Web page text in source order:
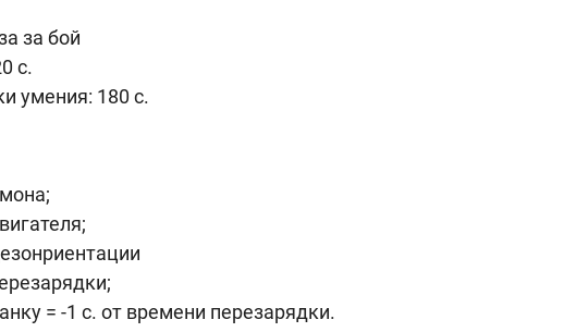
за бой
c.
умения: 180 с.
= -1 с. от времени перезарядки.